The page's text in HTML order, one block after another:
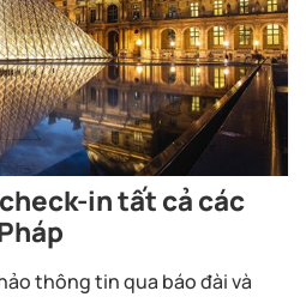
in tất cả các
thông tin qua báo đài và